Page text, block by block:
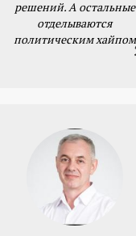
решений. А остальные
отделываются
политическим хайпом